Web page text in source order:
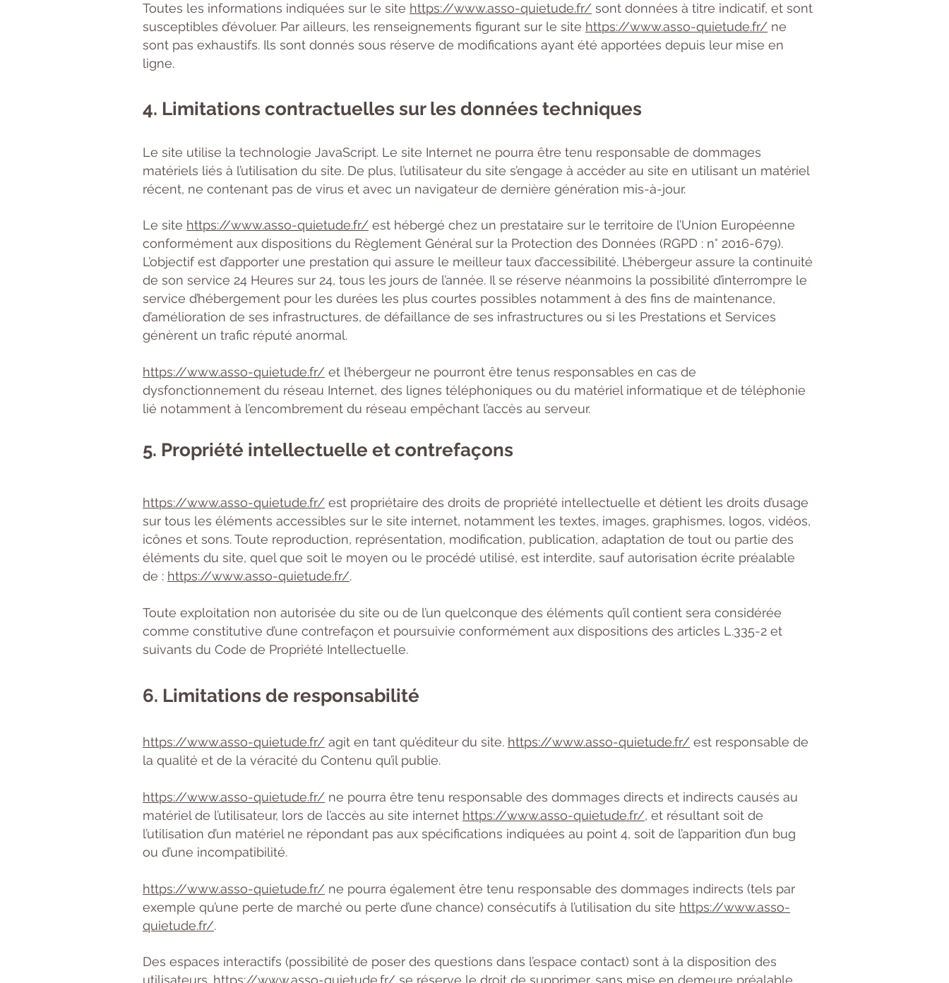
Toutes les informations indiquées sur le site https://www.asso-quietude.fr/ sont données à titre indicatif, et sont
susceptibles d’évoluer. Par ailleurs, les renseignements figurant sur le site https://www.asso-quietude.fr/ ne
sont pas exhaustifs. Ils sont donnés sous réserve de modifications ayant été apportées depuis leur mise en
ligne.
4. Limitations contractuelles sur les données techniques
Le site utilise la technologie JavaScript. Le site Internet ne pourra être tenu responsable de dommages
matériels liés à l’utilisation du site. De plus, l’utilisateur du site s’engage à accéder au site en utilisant un matériel
récent, ne contenant pas de virus et avec un navigateur de dernière génération mis-à-jour.
Le site https://www.asso-quietude.fr/ est hébergé chez un prestataire sur le territoire de l’Union Européenne
conformément aux dispositions du Règlement Général sur la Protection des Données (RGPD : n° 2016-679).
L’objectif est d’apporter une prestation qui assure le meilleur taux d’accessibilité. L’hébergeur assure la continuité
de son service 24 Heures sur 24, tous les jours de l’année. Il se réserve néanmoins la possibilité d’interrompre le
service d’hébergement pour les durées les plus courtes possibles notamment à des fins de maintenance,
d’amélioration de ses infrastructures, de défaillance de ses infrastructures ou si les Prestations et Services
génèrent un trafic réputé anormal.
https://www.asso-quietude.fr/ et l’hébergeur ne pourront être tenus responsables en cas de
dysfonctionnement du réseau Internet, des lignes téléphoniques ou du matériel informatique et de téléphonie
lié notamment à l’encombrement du réseau empêchant l’accès au serveur.
5. Propriété intellectuelle et contrefaçons
https://www.asso-quietude.fr/ est propriétaire des droits de propriété intellectuelle et détient les droits d’usage
sur tous les éléments accessibles sur le site internet, notamment les textes, images, graphismes, logos, vidéos,
icônes et sons. Toute reproduction, représentation, modification, publication, adaptation de tout ou partie des
éléments du site, quel que soit le moyen ou le procédé utilisé, est interdite, sauf autorisation écrite préalable
de : https://www.asso-quietude.fr/.
Toute exploitation non autorisée du site ou de l’un quelconque des éléments qu’il contient sera considérée
comme constitutive d’une contrefaçon et poursuivie conformément aux dispositions des articles L.335-2 et
suivants du Code de Propriété Intellectuelle.
6. Limitations de responsabilité
https://www.asso-quietude.fr/ agit en tant qu’éditeur du site. https://www.asso-quietude.fr/ est responsable de
la qualité et de la véracité du Contenu qu’il publie.
https://www.asso-quietude.fr/ ne pourra être tenu responsable des dommages directs et indirects causés au
matériel de l’utilisateur, lors de l’accès au site internet https://www.asso-quietude.fr/, et résultant soit de
l’utilisation d’un matériel ne répondant pas aux spécifications indiquées au point 4, soit de l’apparition d’un bug
ou d’une incompatibilité.
https://www.asso-quietude.fr/ ne pourra également être tenu responsable des dommages indirects (tels par
exemple qu’une perte de marché ou perte d’une chance) consécutifs à l’utilisation du site https://www.asso-
quietude.fr/.
Des espaces interactifs (possibilité de poser des questions dans l’espace contact) sont à la disposition des
utilisateurs. https://www.asso-quietude.fr/ se réserve le droit de supprimer, sans mise en demeure préalable,